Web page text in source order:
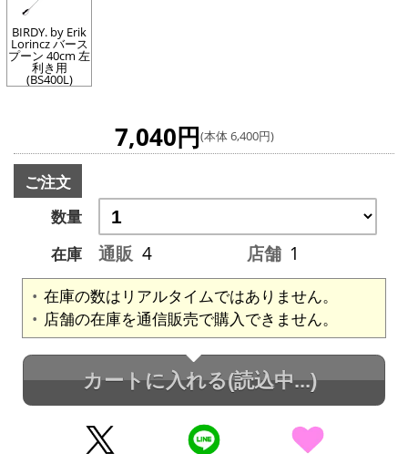
BIRDY. by Erik
Lorincz バース
プーン 40cm 左
利き用
(BS400L)
7,040円(本体 6,400円)
ご注文
数量
在庫
通販 4 店舗 1
在庫の数はリアルタイムではありません。
店舗の在庫を通信販売で購入できません。
カートに入れる(読込中...)